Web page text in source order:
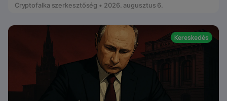
Cryptofalka szerkesztőség • 2026. augusztus 6.
Kereskedés